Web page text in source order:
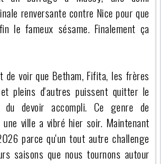
renversante contre Nice pour que
le fameux sésame. Finalement ça
de voir que Betham, Fifita, les frères
pleins d'autres puissent quitter le
devoir accompli. Ce genre de
ville a vibré hier soir. Maintenant
parce qu'un tout autre challenge
saisons que nous tournons autour